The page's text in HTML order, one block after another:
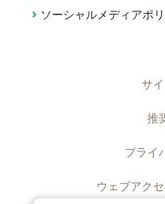
ソーシャルメディアポ
サ
推
プライ
ウェブアク